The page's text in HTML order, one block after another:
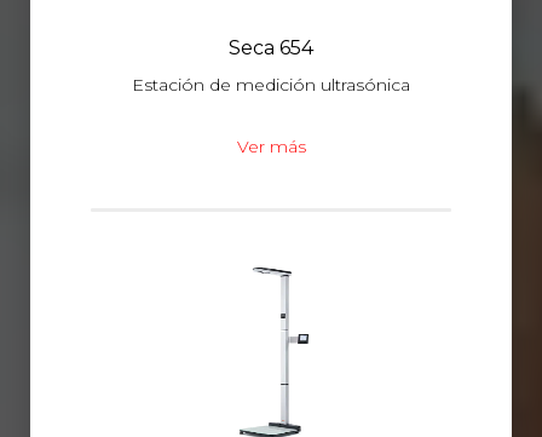
Seca 654
Estación de medición ultrasónica
Ver más